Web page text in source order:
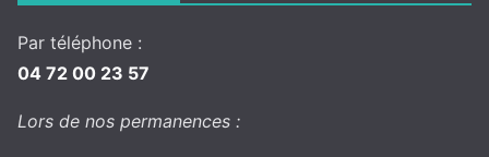
Par téléphone :
04 72 00 23 57
Lors de nos permanences :